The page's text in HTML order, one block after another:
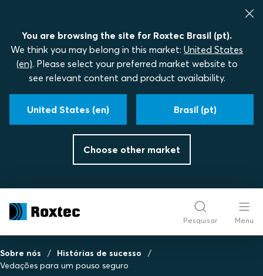
You are browsing the site for Roxtec Brasil (pt).
We think you may belong in this market: United States
(en). Please select your preferred market website to
see relevant content and product availability.
United States (en) Brasil (pt)
Choose other market
Pesquisar Menu
Sobre nós
Histórias de sucesso
Vedações para um pouso seguro